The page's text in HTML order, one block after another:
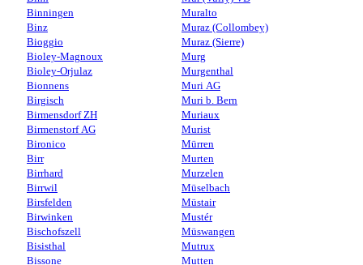
Binningen
Binz
Bioggio
Bioley-Magnoux
Bioley-Orjulaz
Bionnens
Birgisch
Birmensdorf ZH
Birmenstorf AG
Bironico
Birr
Birrhard
Birrwil
Birsfelden
Birwinken
Bischofszell
Bisisthal
Bissone
Muralto
Muraz (Collombey)
Muraz (Sierre)
Murg
Murgenthal
Muri AG
Muri b. Bern
Muriaux
Murist
Mürren
Murten
Murzelen
Müselbach
Müstair
Mustér
Müswangen
Mutrux
Mutten